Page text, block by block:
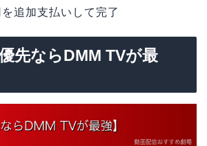
追加支払いして完了
先ならDMM TVが最